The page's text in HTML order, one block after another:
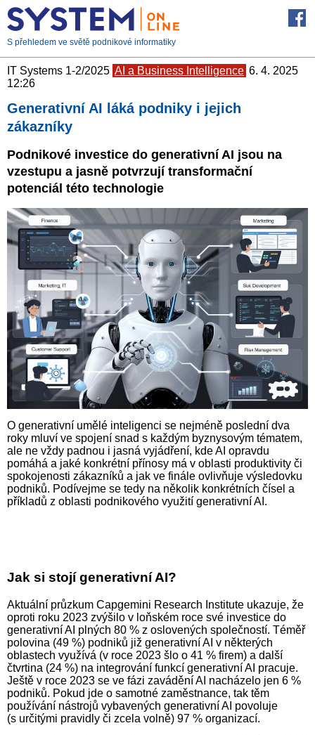
S přehledem ve světě podnikové informatiky
IT Systems 1-2/2025 AI a Business Intelligence 6. 4. 2025
12:26
Generativní AI láká podniky i jejich
zákazníky
Podnikové investice do generativní AI jsou na
vzestupu a jasně potvrzují transformační
potenciál této technologie
O generativní umělé inteligenci se nejméně poslední dva
roky mluví ve spojení snad s každým byznysovým tématem,
ale ne vždy padnou i jasná vyjádření, kde AI opravdu
pomáhá a jaké konkrétní přínosy má v oblasti produktivity či
spokojenosti zákazníků a jak ve finále ovlivňuje výsledovku
podniků. Podívejme se tedy na několik konkrétních čísel a
příkladů z oblasti podnikového využití generativní AI.
Jak si stojí generativní AI?
Aktuální průzkum Capgemini Research Institute ukazuje, že
oproti roku 2023 zvýšilo v loňském roce své investice do
generativní AI plných 80 % z oslovených společností. Téměř
polovina (49 %) podniků již generativní AI v některých
oblastech využívá (v roce 2023 šlo o 41 % firem) a další
čtvrtina (24 %) na integrování funkcí generativní AI pracuje.
Ještě v roce 2023 se ve fázi zavádění AI nacházelo jen 6 %
podniků. Pokud jde o samotné zaměstnance, tak těm
používání nástrojů vybavených generativní AI povoluje
(s určitými pravidly či zcela volně) 97 % organizací.